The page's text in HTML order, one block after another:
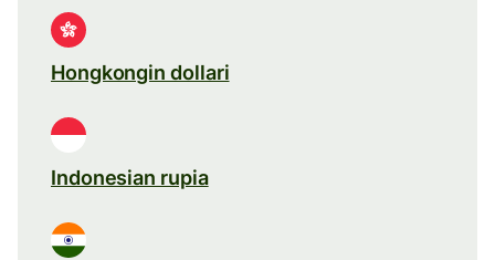
Hongkongin dollari
Indonesian rupia